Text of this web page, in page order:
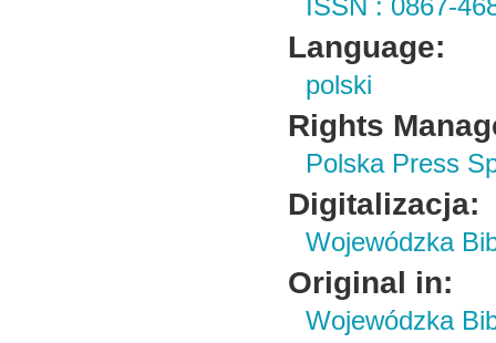
ISSN : 0867-
Language:
polski
Rights
Polska Press
Digitalizacja:
Wojewódzka
Original in:
Wojewódzka